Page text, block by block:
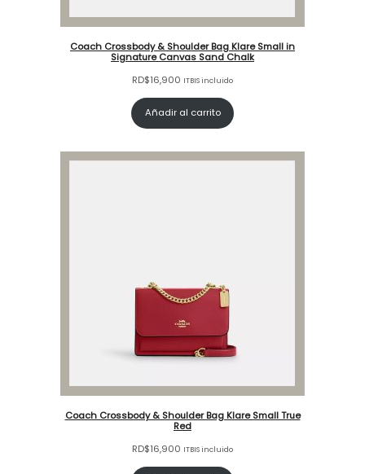
Coach Crossbody & Shoulder Bag Klare Small in
Signature Canvas Sand Chalk
RD$16,900 ITBIS incluido
Añadir al carrito
Coach Crossbody & Shoulder Bag Klare Small True
Red
RD$16,900 ITBIS incluido